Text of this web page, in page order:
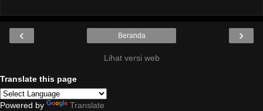
‹ ›
Beranda
Lihat versi web
Translate this page
Powered by Translate